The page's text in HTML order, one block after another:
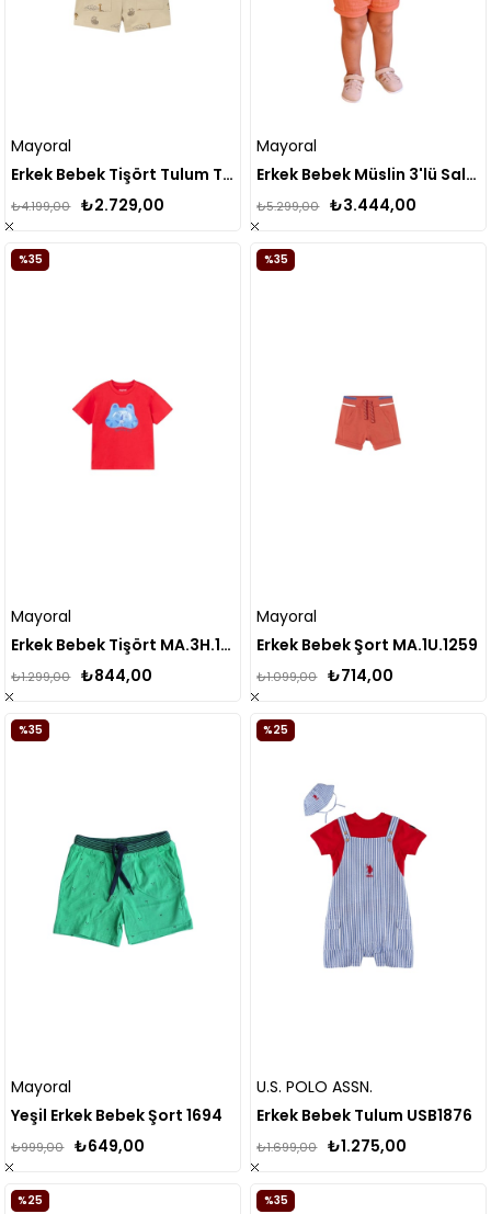
Mayoral
Erkek Bebek Tişört Tulum Takım 1664
₺2.729,00
₺4.199,00
Mayoral
Erkek Bebek Müslin 3'lü Salopet Takım 1663
₺3.444,00
₺5.299,00
Mayoral
Erkek Bebek Tişört MA.3H.1025
₺844,00
₺1.299,00
%35
Mayoral
Erkek Bebek Şort MA.1U.1259
₺714,00
₺1.099,00
%35
Mayoral
Yeşil Erkek Bebek Şort 1694
₺649,00
₺999,00
%35
U.S. POLO ASSN.
Erkek Bebek Tulum USB1876
₺1.275,00
₺1.699,00
%25
%25 %35